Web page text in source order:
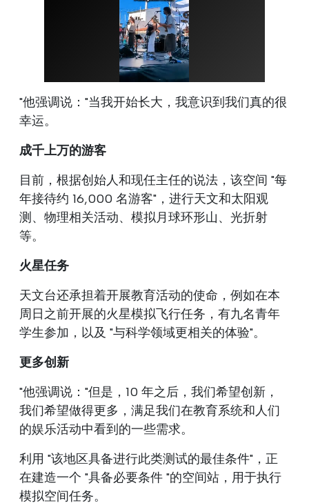
"他强调说："当我开始长大，我意识到我们真的很
幸运。
成千上万的游客
目前，根据创始人和现任主任的说法，该空间 "每
年接待约 16,000 名游客"，进行天文和太阳观
测、物理相关活动、模拟月球环形山、光折射
等。
火星任务
天文台还承担着开展教育活动的使命，例如在本
周日之前开展的火星模拟飞行任务，有九名青年
学生参加，以及 "与科学领域更相关的体验"。
更多创新
"他强调说："但是，10 年之后，我们希望创新，
我们希望做得更多，满足我们在教育系统和人们
的娱乐活动中看到的一些需求。
利用 "该地区具备进行此类测试的最佳条件"，正
在建造一个 "具备必要条件 "的空间站，用于执行
模拟空间任务。